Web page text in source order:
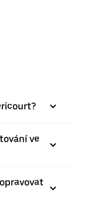
ve